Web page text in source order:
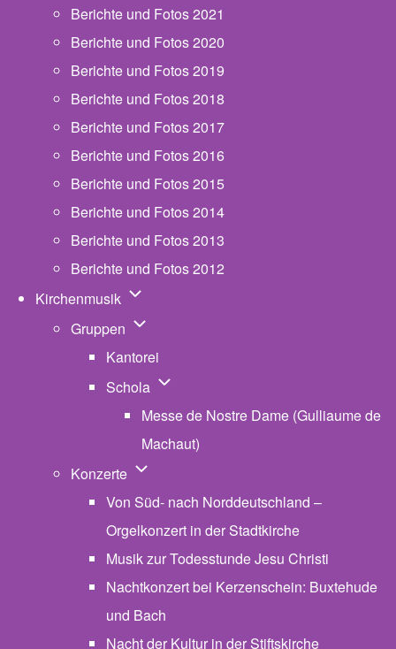
Berichte und Fotos 2021
Berichte und Fotos 2020
Berichte und Fotos 2019
Berichte und Fotos 2018
Berichte und Fotos 2017
Berichte und Fotos 2016
Berichte und Fotos 2015
Berichte und Fotos 2014
Berichte und Fotos 2013
Berichte und Fotos 2012
Kirchenmusik Unternavigation von Kirchenmusik
Gruppen Unternavigation von Gruppen
Kantorei
Schola Unternavigation von Schola
Messe de Nostre Dame (Gulliaume de
Machaut)
Konzerte Unternavigation von Konzerte
Von Süd- nach Norddeutschland –
Orgelkonzert in der Stadtkirche
Musik zur Todesstunde Jesu Christi
Nachtkonzert bei Kerzenschein: Buxtehude
und Bach
Nacht der Kultur in der Stiftskirche